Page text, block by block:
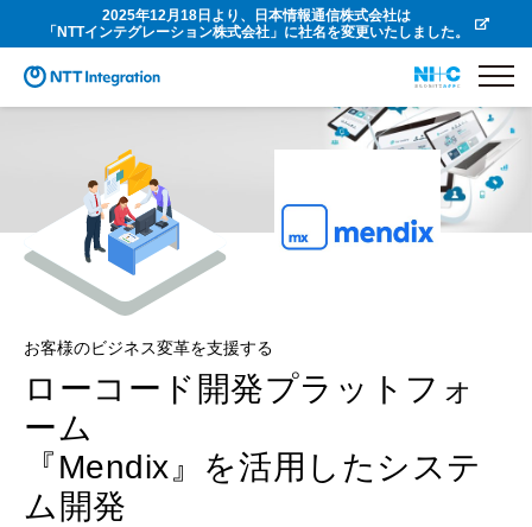
2025年12月18日より、日本情報通信株式会社は
「NTTインテグレーション株式会社」に社名を変更いたしました。
お客様のビジネス変革を支援する
ローコード開発プラットフォ
ーム
『Mendix』を活用したシステ
ム開発